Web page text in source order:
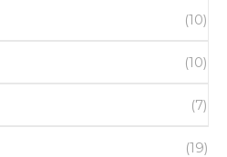
(10)
(10)
(7)
(19)